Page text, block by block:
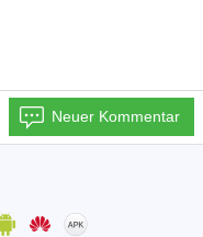
Neuer Kommentar